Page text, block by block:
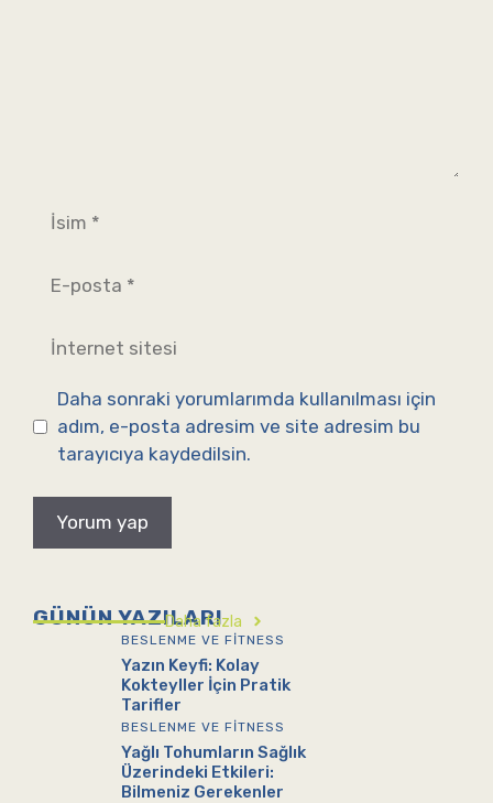
İsim
posta
İnternet
Daha sonraki yorumlarımda kullanılması için
adım, e-posta adresim ve site adresim bu
tarayıcıya kaydedilsin.
GÜNÜN YAZILARI
Daha fazla
BESLENME VE FITNESS
Yazın Keyfi: Kolay
Kokteyller İçin Pratik
Tarifler
BESLENME VE FITNESS
Yağlı Tohumların Sağlık
Üzerindeki Etkileri:
Bilmeniz Gerekenler